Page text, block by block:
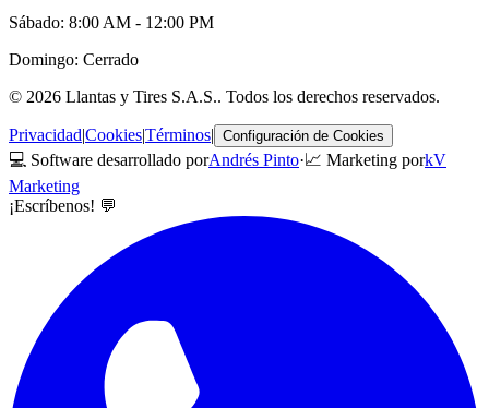
Sábado: 8:00 AM - 12:00 PM
Domingo: Cerrado
© 2026 Llantas y Tires S.A.S.. Todos los derechos reservados.
Privacidad|Cookies|Términos| Configuración de Cookies
💻 Software desarrollado porAndrés Pinto·📈 Marketing porkV
Marketing
¡Escríbenos! 💬